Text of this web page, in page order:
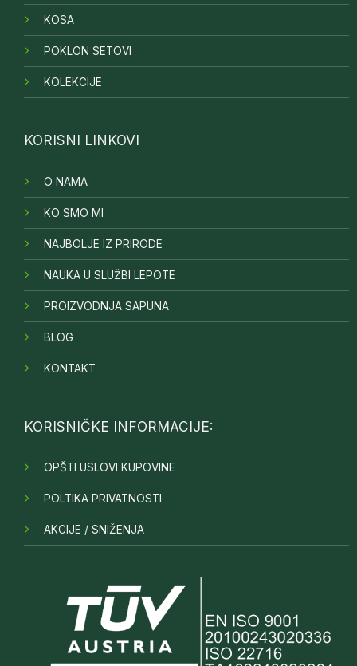
KOSA
POKLON SETOVI
KOLEKCIJE
KORISNI LINKOVI
O NAMA
KO SMO MI
NAJBOLJE IZ PRIRODE
NAUKA U SLUŽBI LEPOTE
PROIZVODNJA SAPUNA
BLOG
KONTAKT
KORISNIČKE INFORMACIJE:
OPŠTI USLOVI KUPOVINE
POLTIKA PRIVATNOSTI
AKCIJE / SNIŽENJA